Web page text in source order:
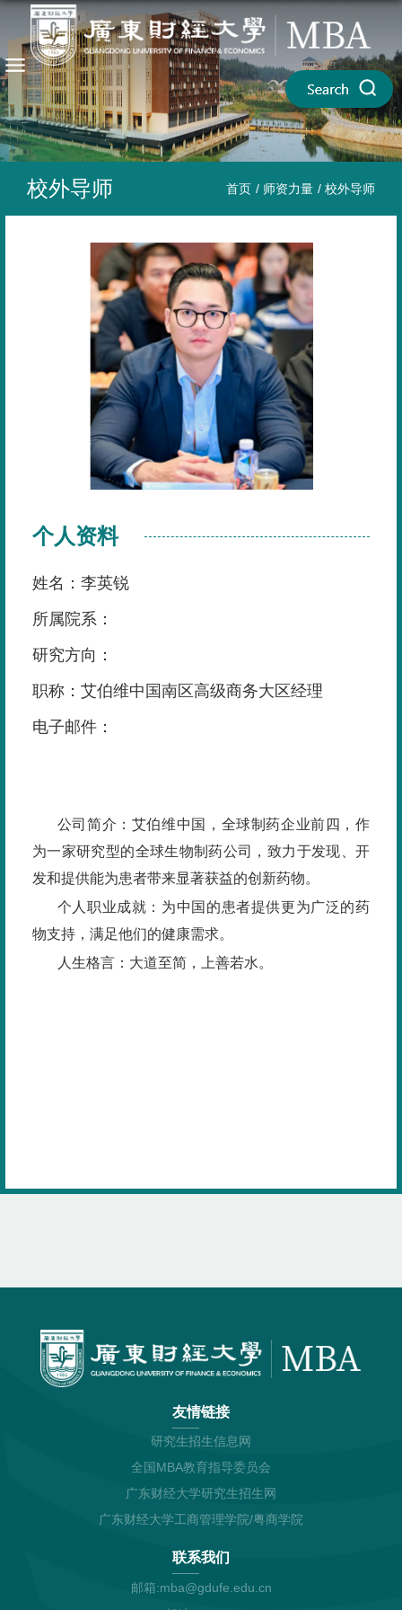
首页 / 师资力量 / 校外导师
校外导师
个人资料
姓名：李英锐
所属院系：
研究方向：
职称：艾伯维中国南区高级商务大区经理
电子邮件：
公司简介：艾伯维中国，全球制药企业前四，作
为一家研究型的全球生物制药公司，致力于发现、开
发和提供能为患者带来显著获益的创新药物。
个人职业成就：为中国的患者提供更为广泛的药
物支持，满足他们的健康需求。
人生格言：大道至简，上善若水。
友情链接
研究生招生信息网
全国MBA教育指导委员会
广东财经大学研究生招生网
广东财经大学工商管理学院/粤商学院
联系我们
邮箱:mba@gdufe.edu.cn